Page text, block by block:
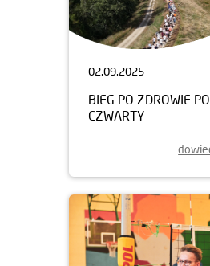
02.09.2025
BIEG PO ZDROWIE
CZWARTY